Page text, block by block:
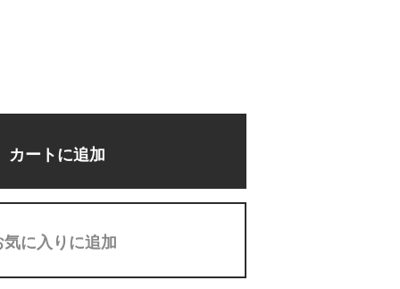
カートに追加
気に入りに追加